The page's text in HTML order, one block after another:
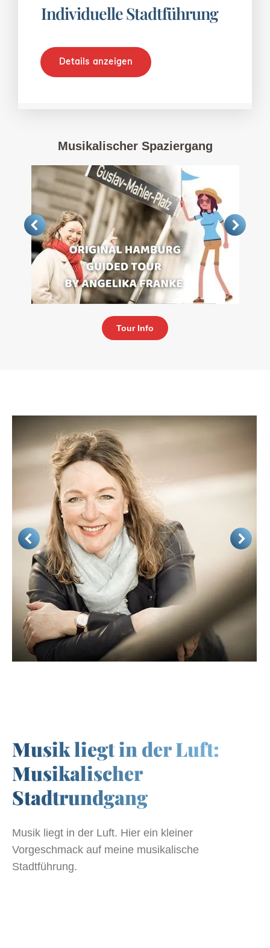
Individuelle Stadtführung
Details anzeigen
Musikalischer Spaziergang
Tour Info
Musik liegt in der Luft:
Musikalischer
Stadtrundgang
Musik liegt in der Luft. Hier ein kleiner
Vorgeschmack auf meine musikalische
Stadtführung.